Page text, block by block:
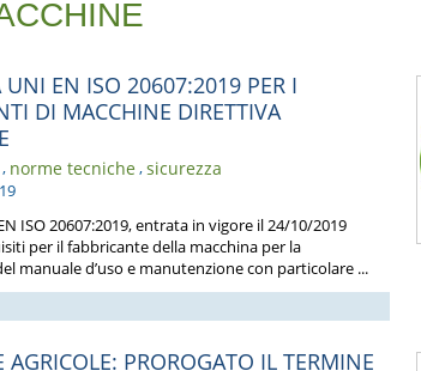
UNI EN ISO 20607:2019 PER I
DI MACCHINE DIRETTIVA
, norme tecniche,sicurezza
ISO 20607:2019, entrata in vigore il 24/10/2019
per il fabbricante della macchina per la
manuale d’uso e manutenzione con particolare ...
AGRICOLE: PROROGATO IL TERMINE